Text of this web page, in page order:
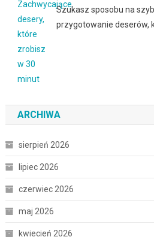
Szukasz sposobu na
przygotowanie deserów,
ARCHIWA
sierpień 2026
lipiec 2026
czerwiec 2026
maj 2026
kwiecień 2026